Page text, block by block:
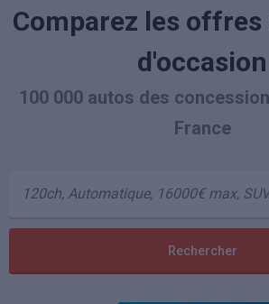
Comparez les
d'occasion
100 000 autos des
France